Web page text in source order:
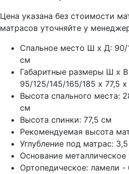
Цена указана без стоимости
матрасов уточняйте у
Спальное место Ш х Д: 90/
см
Габаритные размеры Ш х
95/125/145/165/185 х 77,5
Высота спального места:
см
Высота спинки: 77,5 см
Рекомендуемая высота
Углубление под матрас:
Основание металлическое
Ортопедическое: ламели -